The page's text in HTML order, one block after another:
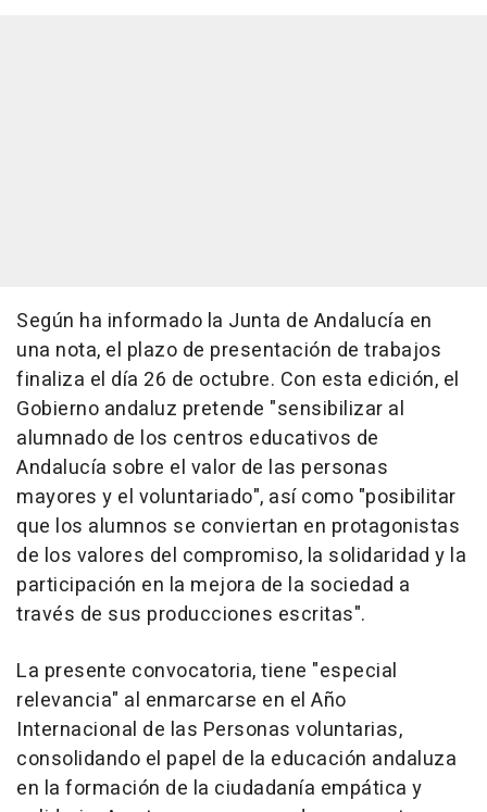
Según ha informado la Junta de Andalucía en
una nota, el plazo de presentación de trabajos
finaliza el día 26 de octubre. Con esta edición, el
Gobierno andaluz pretende "sensibilizar al
alumnado de los centros educativos de
Andalucía sobre el valor de las personas
mayores y el voluntariado", así como "posibilitar
que los alumnos se conviertan en protagonistas
de los valores del compromiso, la solidaridad y la
participación en la mejora de la sociedad a
través de sus producciones escritas".
La presente convocatoria, tiene "especial
relevancia" al enmarcarse en el Año
Internacional de las Personas voluntarias,
consolidando el papel de la educación andaluza
en la formación de la ciudadanía empática y